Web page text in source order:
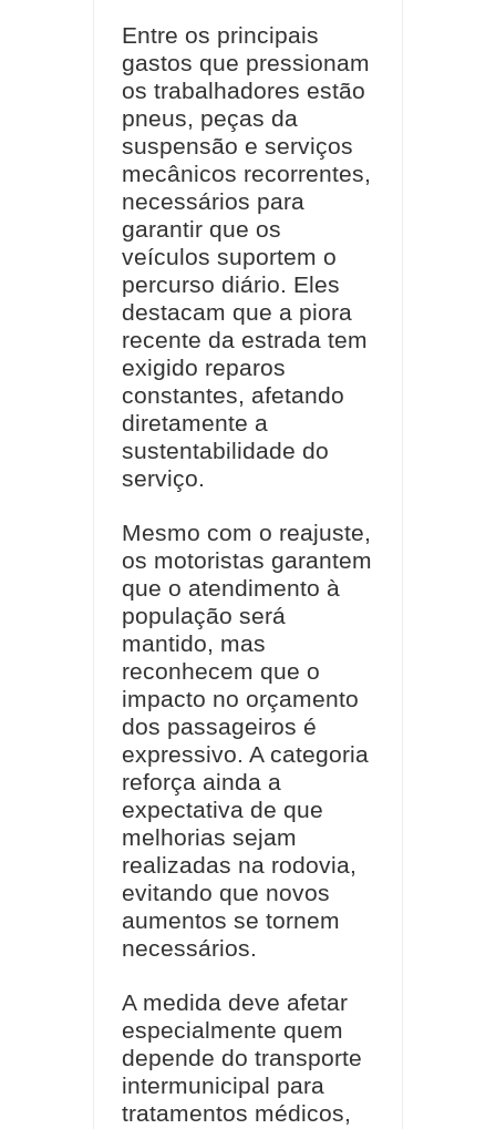
Entre os principais
gastos que pressionam
os trabalhadores estão
pneus, peças da
suspensão e serviços
mecânicos recorrentes,
necessários para
garantir que os
veículos suportem o
percurso diário. Eles
destacam que a piora
recente da estrada tem
exigido reparos
constantes, afetando
diretamente a
sustentabilidade do
serviço.
Mesmo com o reajuste,
os motoristas garantem
que o atendimento à
população será
mantido, mas
reconhecem que o
impacto no orçamento
dos passageiros é
expressivo. A categoria
reforça ainda a
expectativa de que
melhorias sejam
realizadas na rodovia,
evitando que novos
aumentos se tornem
necessários.
A medida deve afetar
especialmente quem
depende do transporte
intermunicipal para
tratamentos médicos,